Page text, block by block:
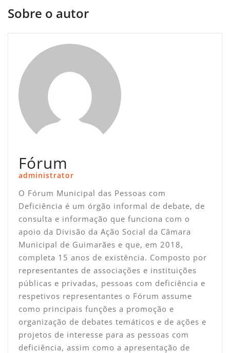
Sobre o autor
Fórum
administrator
O Fórum Municipal das Pessoas com
Deficiência é um órgão informal de debate, de
consulta e informação que funciona com o
apoio da Divisão da Ação Social da Câmara
Municipal de Guimarães e que, em 2018,
completa 15 anos de existência. Composto por
representantes de associações e instituições
públicas e privadas, pessoas com deficiência e
respetivos representantes o Fórum assume
como principais funções a promoção e
organização de debates temáticos e de ações e
projetos de interesse para as pessoas com
deficiência, assim como a apresentação de